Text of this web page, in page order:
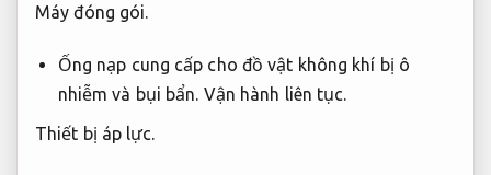
Máy đóng gói.
Ống nạp cung cấp cho đồ vật không khí bị ô
nhiễm và bụi bẩn. Vận hành liên tục.
Thiết bị áp lực.